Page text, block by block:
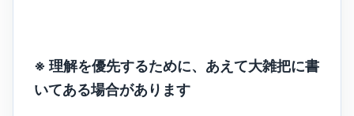
※ 理解を優先するために、あえて大雑把に書
いてある場合があります